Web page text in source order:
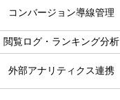
コンバージョン導線管理
閲覧ログ・ランキング分析
外部アナリティクス連携